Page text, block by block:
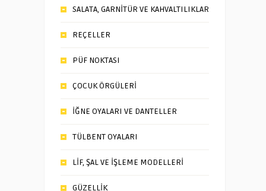
SALATA, GARNİTÜR VE KAHVALTILIKLAR
REÇELLER
PÜF NOKTASI
ÇOCUK ÖRGÜLERİ
İĞNE OYALARI VE DANTELLER
TÜLBENT OYALARI
LİF, ŞAL VE İŞLEME MODELLERİ
GÜZELLİK